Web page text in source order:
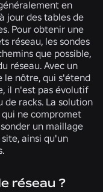
en
jour des tables de
Pour obtenir une
réseau, les sondes
que possible,
réseau. Avec un
le nôtre, qui s'étend
il n'est pas évolutif
racks. La solution
qui ne compromet
un maillage
ainsi qu'un
réseau ?